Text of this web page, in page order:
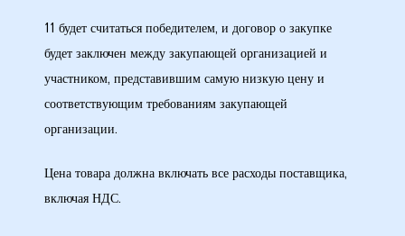
11 будет считаться победителем, и договор о закупке
будет заключен между закупающей организацией и
участником, представившим самую низкую цену и
соответствующим требованиям закупающей
организации.
Цена товара должна включать все расходы поставщика,
включая НДС.